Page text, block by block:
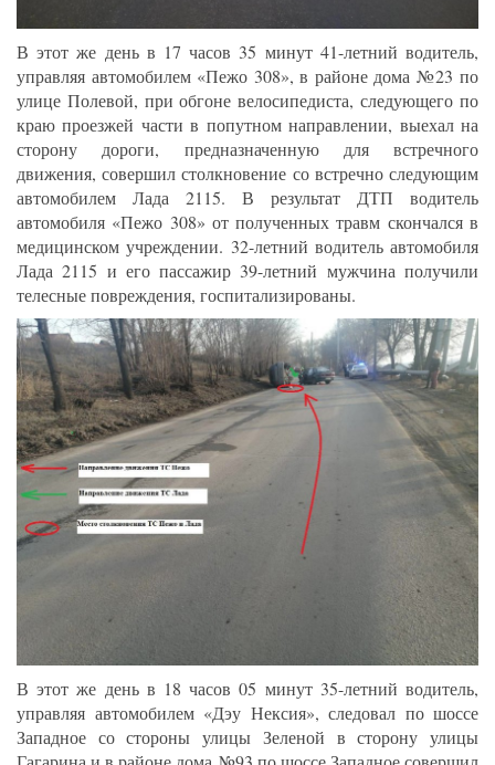
В этот же день в 17 часов 35 минут 41-летний водитель,
управляя автомобилем «Пежо 308», в районе дома №23 по
улице Полевой, при обгоне велосипедиста, следующего по
краю проезжей части в попутном направлении, выехал на
сторону дороги, предназначенную для встречного
движения, совершил столкновение со встречно следующим
автомобилем Лада 2115. В результат ДТП водитель
автомобиля «Пежо 308» от полученных травм скончался в
медицинском учреждении. 32-летний водитель автомобиля
Лада 2115 и его пассажир 39-летний мужчина получили
телесные повреждения, госпитализированы.
В этот же день в 18 часов 05 минут 35-летний водитель,
управляя автомобилем «Дэу Нексия», следовал по шоссе
Западное со стороны улицы Зеленой в сторону улицы